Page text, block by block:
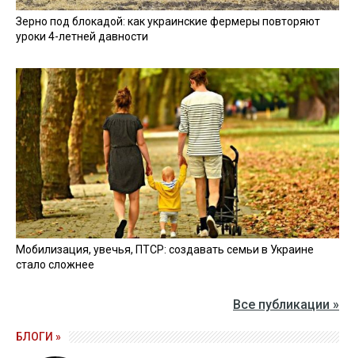
Зерно под блокадой: как украинские фермеры повторяют
уроки 4-летней давности
Мобилизация, увечья, ПТСР: создавать семьи в Украине
стало сложнее
Все публикации »
БЛОГИ »